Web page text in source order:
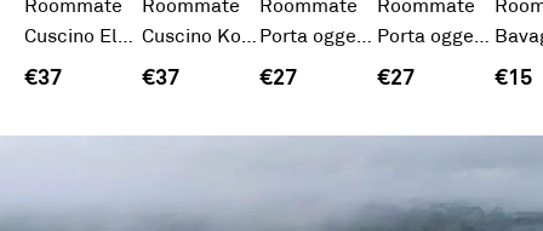
Roommate
Cuscino Elefante
€37
Roommate
Cuscino Koala
€37
Roommate
Porta oggetti Leone
€27
Roommate
Porta oggetti Elefante
€27 €15